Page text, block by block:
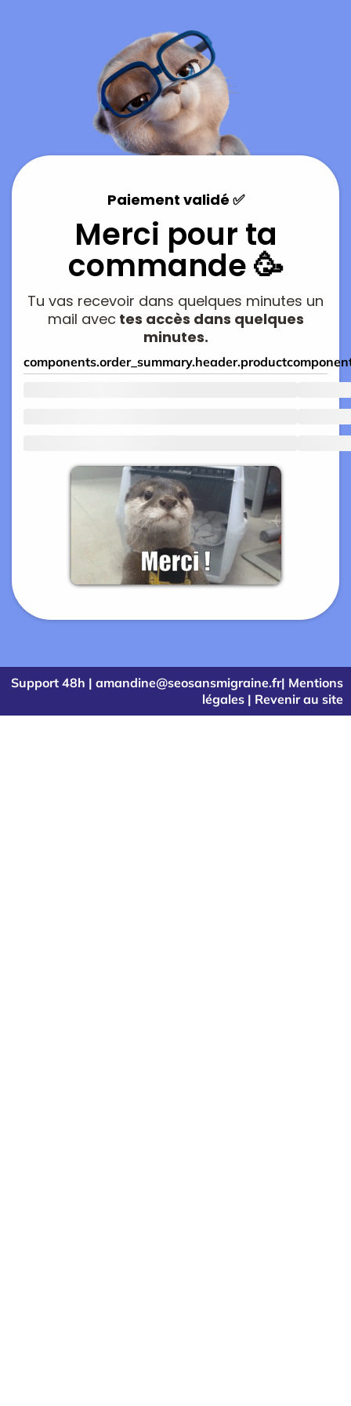
Paiement validé ✅
Merci pour ta
commande 🥳
Tu vas recevoir dans quelques minutes un
mail avec tes accès dans quelques
minutes.
components.order_summary.header.product
Support 48h | amandine@seosansmigraine.fr| Mentions
légales | Revenir au site